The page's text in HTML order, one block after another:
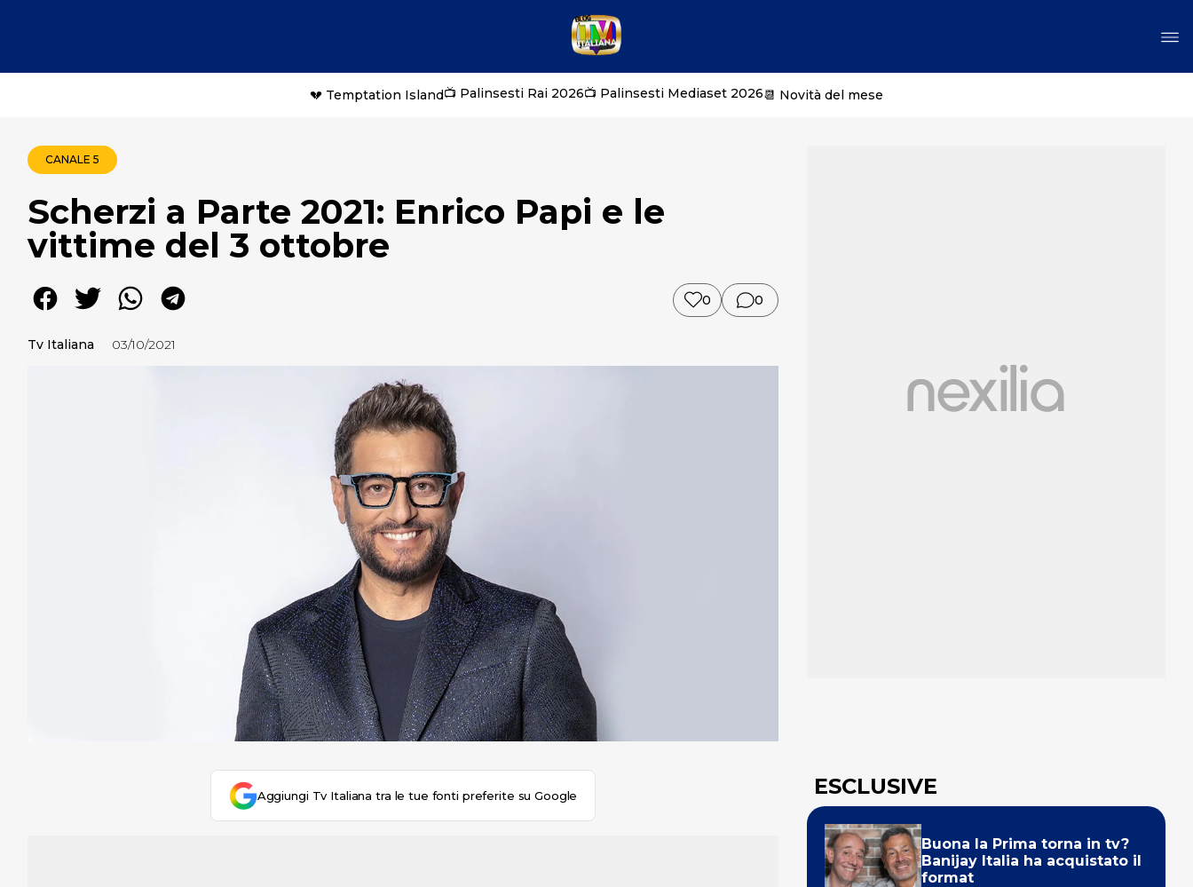
💔 Temptation Island📺 Palinsesti Rai 2026📺 Palinsesti Mediaset 2026📆 Novità del mese
CANALE 5
Scherzi a Parte 2021: Enrico Papi e le
vittime del 3 ottobre
0 0
Tv Italiana 03/10/2021
Aggiungi Tv Italiana tra le tue fonti preferite su Google ESCLUSIVE
Buona la Prima torna in tv?
Banijay Italia ha acquistato il
format